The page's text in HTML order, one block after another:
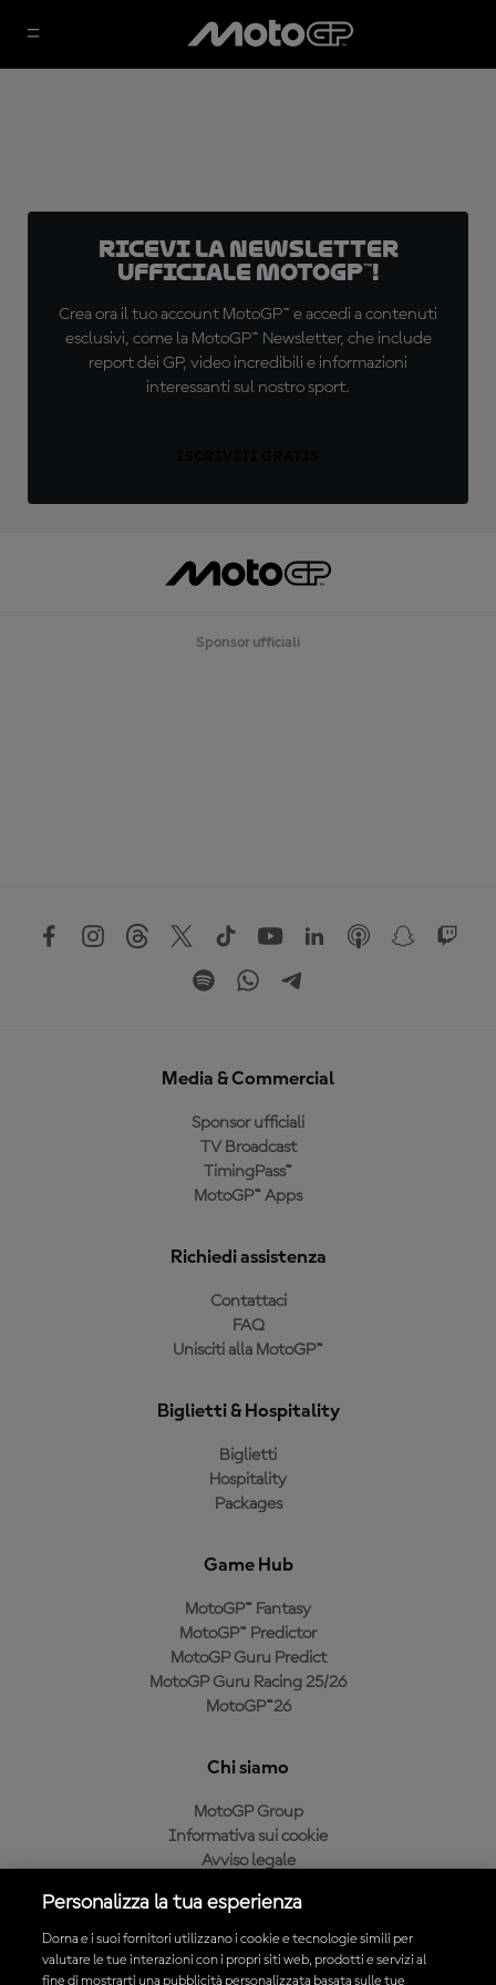
Ricevi la newsletter
ufficiale MotoGP™!
Crea ora il tuo account MotoGP™ e accedi a contenuti
esclusivi, come la MotoGP™ Newsletter, che include
report dei GP, video incredibili e informazioni
interessanti sul nostro sport.
Sponsor ufficiali
Media & Commercial
Sponsor ufficiali
TV Broadcast
TimingPass™
MotoGP™ Apps
Richiedi assistenza
Contattaci
FAQ
Unisciti alla MotoGP™
Biglietti & Hospitality
Biglietti
Hospitality
Packages
Game Hub
MotoGP™ Fantasy
MotoGP™ Predictor
MotoGP Guru Predict
MotoGP Guru Racing 25/26
MotoGP™26
Chi siamo
MotoGP Group
Informativa sui cookie
Avviso legale
Condizioni di acquisto
Personalizza la tua esperienza
Dorna e i suoi fornitori utilizzano i cookie e tecnologie simili per
valutare le tue interazioni con i propri siti web, prodotti e servizi al
fine di mostrarti una pubblicità personalizzata basata sulle tue